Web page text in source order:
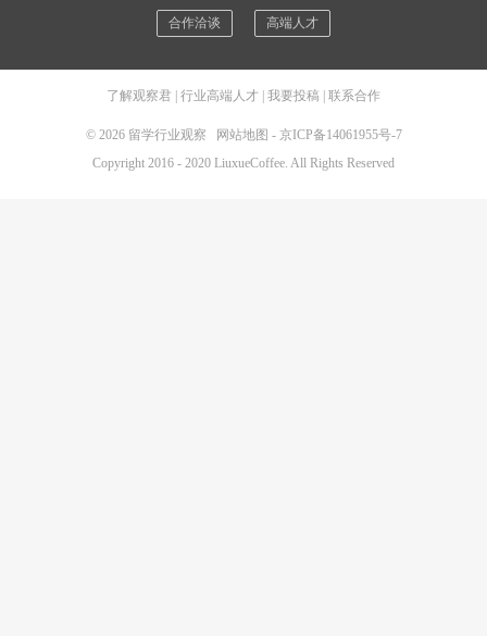
合作洽谈 高端人才
了解观察君 行业高端人才 我要投稿 联系合作
© 2026 留学行业观察 网站地图 - 京ICP备14061955号-7
Copyright 2016 - 2020 LiuxueCoffee. All Rights Reserved